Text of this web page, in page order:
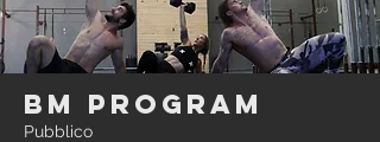
BM Program
Pubblico